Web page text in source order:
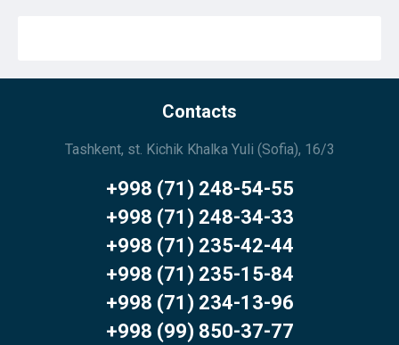
Contacts
Tashkent, st. Kichik Khalka Yuli (Sofia), 16/3
+998 (71) 248-54-55
+998 (71) 248-34-33
+998 (71) 235-42-44
+998 (71) 235-15-84
+998 (71) 234-13-96
+998 (99) 850-37-77